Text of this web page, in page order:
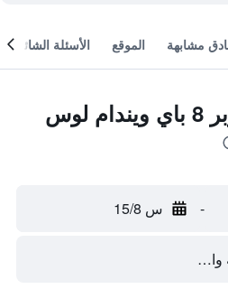
مشابهة الموقع الأسئلة الشائعة
أفضل صفقات سوبر 8 باي ويندام لوس
- س 15/8